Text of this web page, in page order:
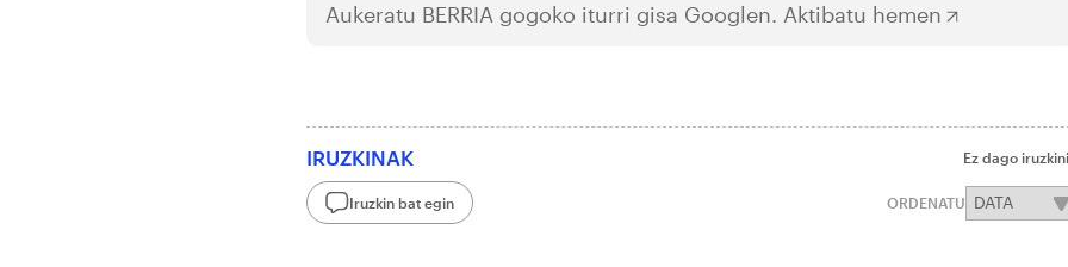
Aukeratu BERRIA gogoko iturri gisa Googlen. Aktibatu hemen
IRUZKINAK Ez dago
Iruzkin bat egin ORDENATU